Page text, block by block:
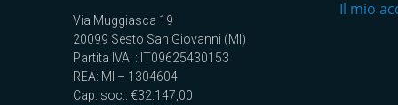
Via Muggiasca 19
20099 Sesto San Giovanni (MI)
Partita IVA: : IT09625430153
REA: MI – 1304604
Cap. soc.: €32.147,00
Il mio